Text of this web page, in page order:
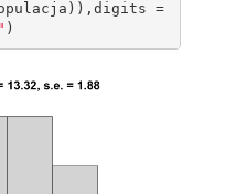
a)/sqrt(length(próbka_1$populacja)),digits =
)